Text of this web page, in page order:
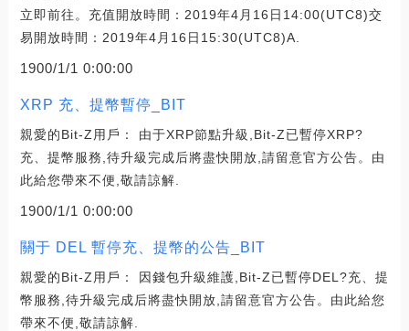
立即前往。充值開放時間：2019年4月16日14:00(UTC8)交
易開放時間：2019年4月16日15:30(UTC8)A.
1900/1/1 0:00:00
XRP 充、提幣暫停_BIT
親愛的Bit-Z用戶： 由于XRP節點升級,Bit-Z已暫停XRP?
充、提幣服務,待升級完成后將盡快開放,請留意官方公告。由
此給您帶來不便,敬請諒解.
1900/1/1 0:00:00
關于 DEL 暫停充、提幣的公告_BIT
親愛的Bit-Z用戶： 因錢包升級維護,Bit-Z已暫停DEL?充、提
幣服務,待升級完成后將盡快開放,請留意官方公告。由此給您
帶來不便,敬請諒解.